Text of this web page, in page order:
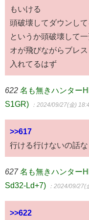
もいける
頭破壊してダウンし
というか頭破壊して
オが飛びながらブレ
入れてるはず
622 名も無きハンター
S1GR)
：2024/09/27(金)
>>617
行ける行けないの話
627 名も無きハンター
Sd32-Ld+7)
：2024/09/27(
>>622